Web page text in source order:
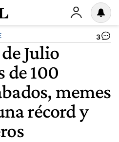
3
Julio
de 100
memes
récord y